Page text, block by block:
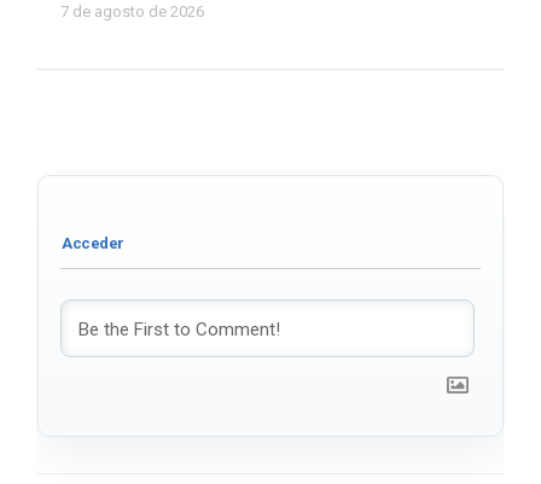
7 de agosto de 2026